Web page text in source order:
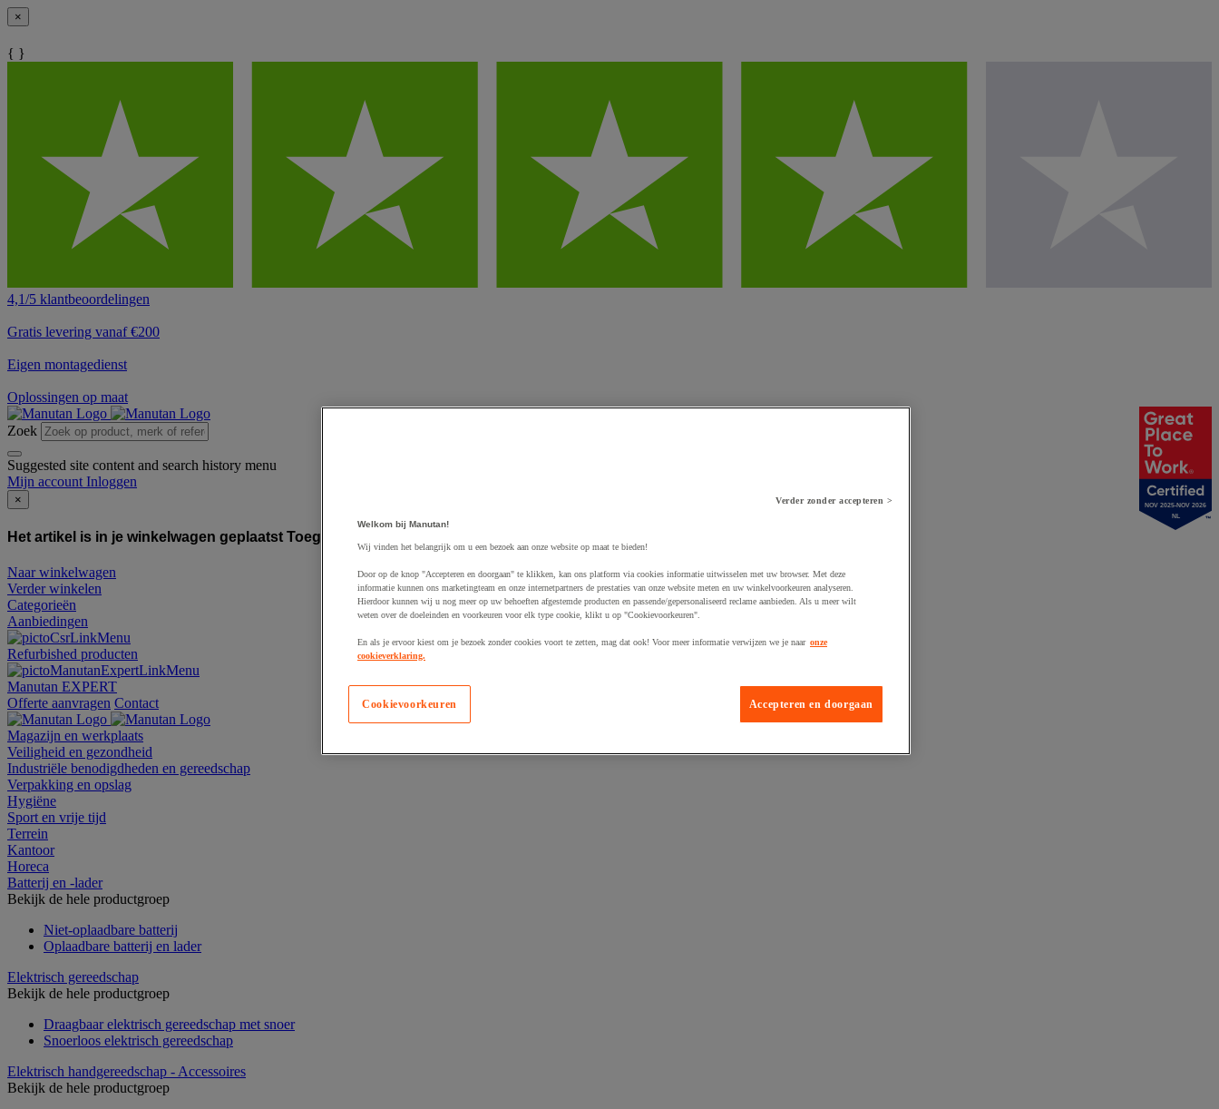
×
{ }
4,1/5 klantbeoordelingen
Gratis levering vanaf €200
Eigen montagedienst
Oplossingen op maat
Zoek
Suggested site content and search history menu
Mijn account Inloggen
×
Het artikel is in je winkelwagen geplaatst Toegevoegd aan winkelwagen
Naar winkelwagen
Verder winkelen
Categorieën
Aanbiedingen
Refurbished producten
Manutan EXPERT
Offerte aanvragen Contact
Magazijn en werkplaats
Veiligheid en gezondheid
Industriële benodigdheden en gereedschap
Verpakking en opslag
Hygiëne
Sport en vrije tijd
Terrein
Kantoor
Horeca
Batterij en -lader
Bekijk de hele productgroep
Niet-oplaadbare batterij
Oplaadbare batterij en lader
Elektrisch gereedschap
Bekijk de hele productgroep
Draagbaar elektrisch gereedschap met snoer
Snoerloos elektrisch gereedschap
Elektrisch handgereedschap - Accessoires
Bekijk de hele productgroep
NOV 2025-NOV 2026
NL
Verder zonder accepteren >
Welkom bij Manutan!
Wij vinden het belangrijk om u een bezoek aan onze website op maat te bieden!
Door op de knop "Accepteren en doorgaan" te klikken, kan ons platform via cookies informatie uitwisselen met uw browser. Met deze
informatie kunnen ons marketingteam en onze internetpartners de prestaties van onze website meten en uw winkelvoorkeuren analyseren.
Hierdoor kunnen wij u nog meer op uw behoeften afgestemde producten en passende/gepersonaliseerd reclame aanbieden. Als u meer wilt
weten over de doeleinden en voorkeuren voor elk type cookie, klikt u op "Cookievoorkeuren".
En als je ervoor kiest om je bezoek zonder cookies voort te zetten, mag dat ook! Voor meer informatie verwijzen we je naar onze
cookieverklaring.
Accepteren en doorgaan
Cookievoorkeuren